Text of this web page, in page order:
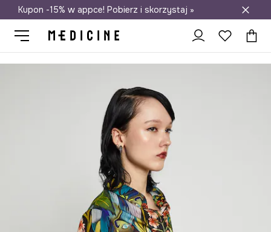
Darmowa dostawa do salonów
Kupon -15% w appce! Pobierz i skorzystaj »